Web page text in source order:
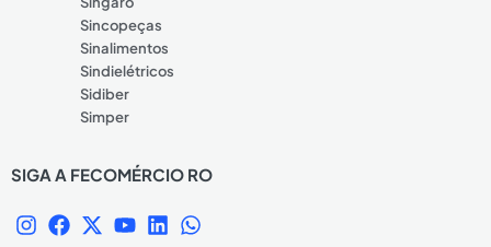
Sincopeças
Sinalimentos
Sindielétricos
Sidiber
Simper
SIGA A FECOMÉRCIO RO
I
n
F
a
X
-
Y
o
L
i
W
h